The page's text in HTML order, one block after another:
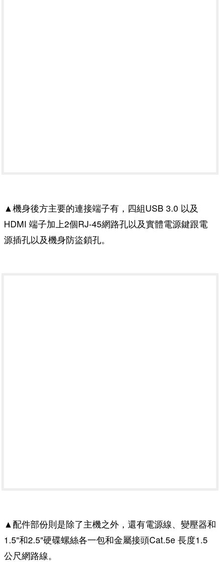
▲機身後方主要的連接端子有，四組USB 3.0 以及
HDMI 端子加上2個RJ-45網路孔以及實體電源鍵跟電
源插孔以及機身防盜鎖孔。
▲配件部份則是除了主機之外，還有電源線、變壓器和
1.5"和2.5"硬碟螺絲各一包和金屬接頭Cat.5e 長度1.5
公尺網路線。